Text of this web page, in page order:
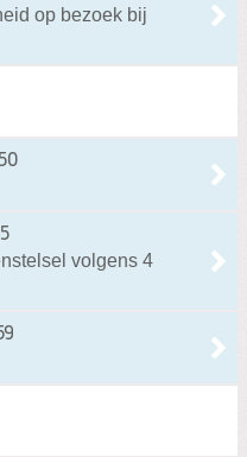
op bezoek bij
volgens 4